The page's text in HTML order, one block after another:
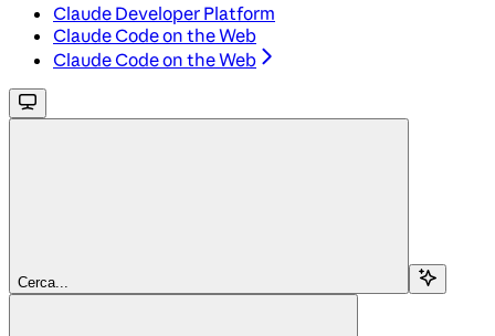
Claude Developer Platform
Claude Code on the Web
Claude Code on the Web
Cerca...